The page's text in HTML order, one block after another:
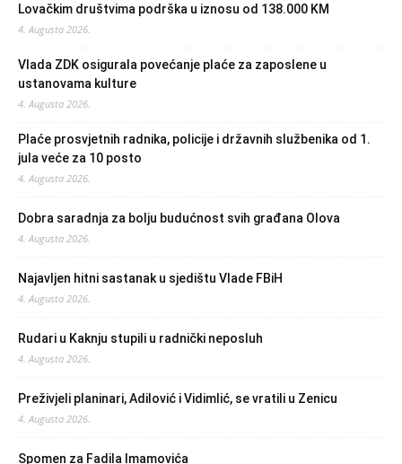
Lovačkim društvima podrška u iznosu od 138.000 KM
4. Augusta 2026.
Vlada ZDK osigurala povećanje plaće za zaposlene u
ustanovama kulture
4. Augusta 2026.
Plaće prosvjetnih radnika, policije i državnih službenika od 1.
jula veće za 10 posto
4. Augusta 2026.
Dobra saradnja za bolju budućnost svih građana Olova
4. Augusta 2026.
Najavljen hitni sastanak u sjedištu Vlade FBiH
4. Augusta 2026.
Rudari u Kaknju stupili u radnički neposluh
4. Augusta 2026.
Preživjeli planinari, Adilović i Vidimlić, se vratili u Zenicu
4. Augusta 2026.
Spomen za Fadila Imamovića